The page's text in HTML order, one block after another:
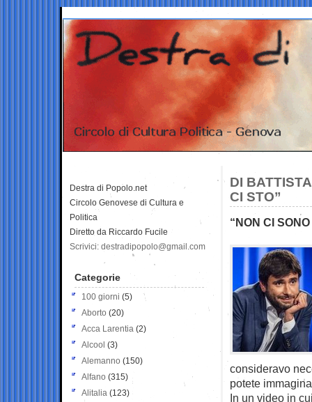
DI
CI STO”
“NON CI
consideravo
potete
In un video in
Destra di Popolo.net
Circolo Genovese di Cultura e
Politica
Diretto da Riccardo Fucile
Scrivici: destradipopolo@gmail.com
Categorie
100 giorni (5)
Aborto (20)
Acca Larentia (2)
Alcool (3)
Alemanno (150)
Alfano (315)
Alitalia (123)